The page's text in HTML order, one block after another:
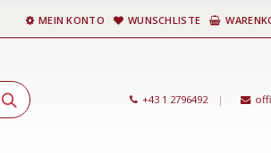
MEIN KONTO WUNSCHLISTE
+43 1 2796492 |